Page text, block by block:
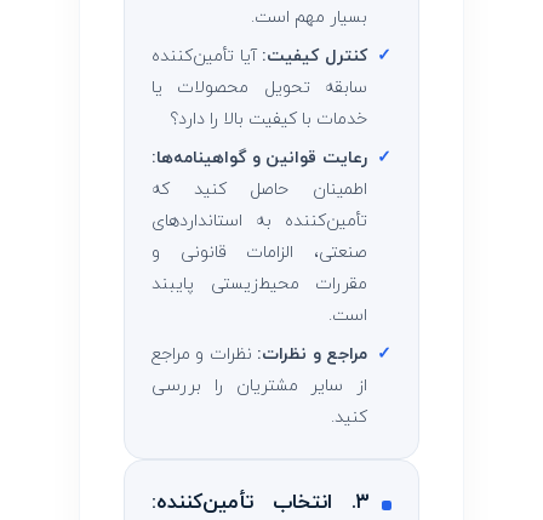
بسیار مهم است.
✓ کنترل کیفیت: آیا تأمین‌کننده
سابقه تحویل محصولات یا
خدمات با کیفیت بالا را دارد؟
✓ رعایت قوانین و گواهینامه‌ها:
اطمینان حاصل کنید که
تأمین‌کننده به استانداردهای
صنعتی، الزامات قانونی و
مقررات محیط‌زیستی پایبند
است.
✓ مراجع و نظرات: نظرات و مراجع
از سایر مشتریان را بررسی
کنید.
۳. انتخاب تأمین‌کننده: